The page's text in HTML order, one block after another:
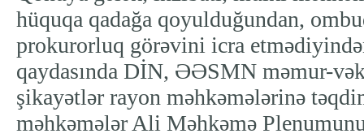
hüquqa qadağa qoyulduğundan,
prokurorluq görəvini icra
qaydasında DİN, ƏƏSMN məmur-
şikayətlər rayon məhkəmələrinə
məhkəmələr Ali Məhkəmə